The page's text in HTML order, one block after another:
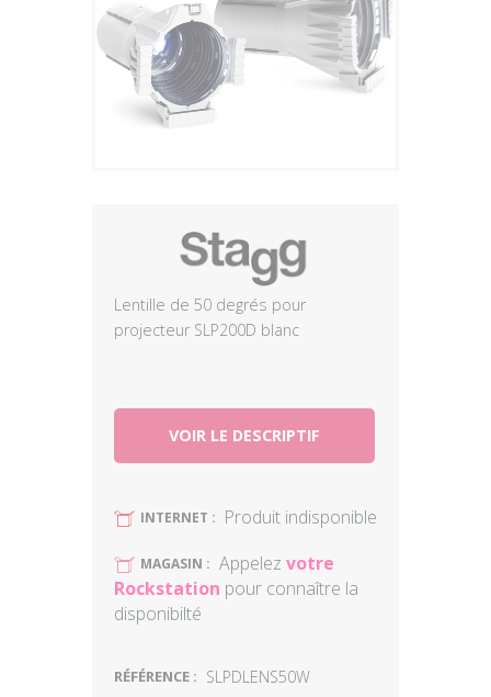
Plus
Lentille de 50 degrés pour
projecteur SLP200D blanc
VOIR LE DESCRIPTIF
U INTERNET : Produit indisponible
U MAGASIN : Appelez votre
Rockstation pour connaître la
disponibilté
RÉFÉRENCE : SLPDLENS50W